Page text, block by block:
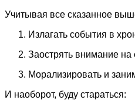
Учитывая все сказанное
Излагать события в
Заострять внимание на
Морализировать и
И наоборот, буду стараться: